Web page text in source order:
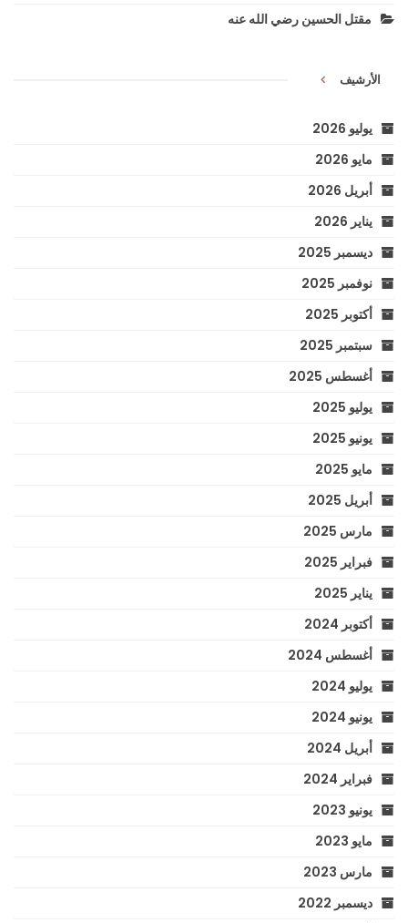
مقتل الحسين رضي الله عنه
الأرشيف
يوليو 2026
مايو 2026
أبريل 2026
يناير 2026
ديسمبر 2025
نوفمبر 2025
أكتوبر 2025
سبتمبر 2025
أغسطس 2025
يوليو 2025
يونيو 2025
مايو 2025
أبريل 2025
مارس 2025
فبراير 2025
يناير 2025
أكتوبر 2024
أغسطس 2024
يوليو 2024
يونيو 2024
أبريل 2024
فبراير 2024
يونيو 2023
مايو 2023
مارس 2023
ديسمبر 2022